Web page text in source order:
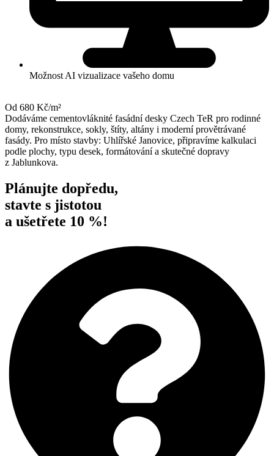
Možnost AI vizualizace vašeho domu
Od 680 Kč/m²
Dodáváme cementovláknité fasádní desky Czech TeR pro rodinné
domy, rekonstrukce, sokly, štíty, altány i moderní provětrávané
fasády. Pro místo stavby: Uhlířské Janovice, připravíme kalkulaci
podle plochy, typu desek, formátování a skutečné dopravy
z Jablunkova.
Plánujte dopředu,
stavte s jistotou
a ušetřete 10 %!